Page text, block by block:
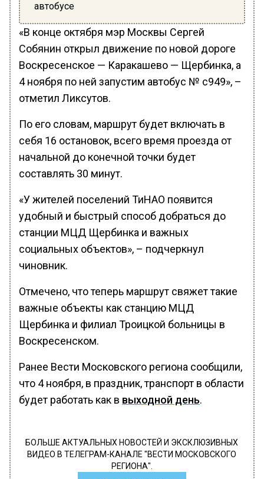
автобусе
«В конце октября мэр Москвы Сергей
Собянин открыл движение по новой дороге
Воскресенское — Каракашево — Щербинка, а
4 ноября по ней запустим автобус № с949», –
отметил Ликсутов.
По его словам, маршрут будет включать в
себя 16 остановок, всего время проезда от
начальной до конечной точки будет
составлять 30 минут.
«У жителей поселений ТиНАО появится
удобный и быстрый способ добраться до
станции МЦД Щербинка и важных
социальных объектов», – подчеркнул
чиновник.
Отмечено, что теперь маршрут свяжет такие
важные объекты как станцию МЦД
Щербинка и филиал Троицкой больницы в
Воскресенском.
Ранее Вести Московского региона сообщили,
что 4 ноября, в праздник, транспорт в области
будет работать как в выходной день.
БОЛЬШЕ АКТУАЛЬНЫХ НОВОСТЕЙ И ЭКСКЛЮЗИВНЫХ
ВИДЕО В ТЕЛЕГРАМ-КАНАЛЕ "ВЕСТИ МОСКОВСКОГО
РЕГИОНА".